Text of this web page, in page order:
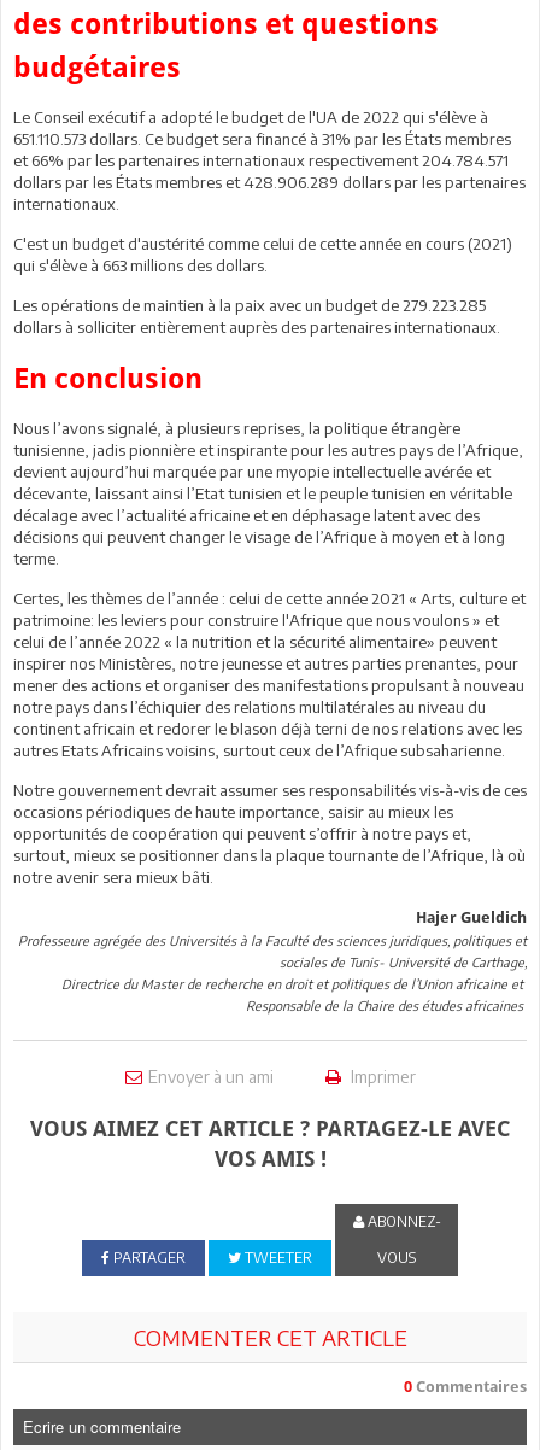
des contributions et questions
budgétaires
Le Conseil exécutif a adopté le budget de l'UA de 2022 qui s'élève à
651.110.573 dollars. Ce budget sera financé à 31% par les États membres
et 66% par les partenaires internationaux respectivement 204.784.571
dollars par les États membres et 428.906.289 dollars par les partenaires
internationaux.
C'est un budget d'austérité comme celui de cette année en cours (2021)
qui s'élève à 663 millions des dollars.
Les opérations de maintien à la paix avec un budget de 279.223.285
dollars à solliciter entièrement auprès des partenaires internationaux.
En conclusion
Nous l’avons signalé, à plusieurs reprises, la politique étrangère
tunisienne, jadis pionnière et inspirante pour les autres pays de l’Afrique,
devient aujourd’hui marquée par une myopie intellectuelle avérée et
décevante, laissant ainsi l’Etat tunisien et le peuple tunisien en véritable
décalage avec l’actualité africaine et en déphasage latent avec des
décisions qui peuvent changer le visage de l’Afrique à moyen et à long
terme.
Certes, les thèmes de l’année : celui de cette année 2021 « Arts, culture et
patrimoine: les leviers pour construire l'Afrique que nous voulons » et
celui de l’année 2022 « la nutrition et la sécurité alimentaire» peuvent
inspirer nos Ministères, notre jeunesse et autres parties prenantes, pour
mener des actions et organiser des manifestations propulsant à nouveau
notre pays dans l’échiquier des relations multilatérales au niveau du
continent africain et redorer le blason déjà terni de nos relations avec les
autres Etats Africains voisins, surtout ceux de l’Afrique subsaharienne.
Notre gouvernement devrait assumer ses responsabilités vis-à-vis de ces
occasions périodiques de haute importance, saisir au mieux les
opportunités de coopération qui peuvent s’offrir à notre pays et,
surtout, mieux se positionner dans la plaque tournante de l’Afrique, là où
notre avenir sera mieux bâti.
Hajer Gueldich
Professeure agrégée des Universités à la Faculté des sciences juridiques, politiques et
sociales de Tunis- Université de Carthage,
Directrice du Master de recherche en droit et politiques de l’Union africaine et
Responsable de la Chaire des études africaines
Envoyer à un ami Imprimer
VOUS AIMEZ CET ARTICLE ? PARTAGEZ-LE AVEC
VOS AMIS !
PARTAGER TWEETER
ABONNEZ-
VOUS
COMMENTER CET ARTICLE
0 Commentaires
Ecrire un commentaire